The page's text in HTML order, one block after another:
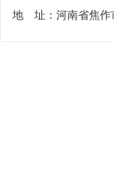
地 址：河南省焦作